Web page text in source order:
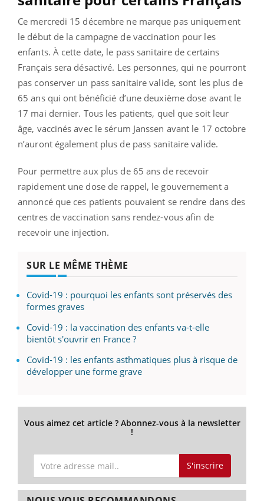
Ce mercredi 15 décembre ne marque pas uniquement
le début de la campagne de vaccination pour les
enfants. À cette date, le pass sanitaire de certains
Français sera désactivé. Les personnes, qui ne pourront
pas conserver un pass sanitaire valide, sont les plus de
65 ans qui ont bénéficié d’une deuxième dose avant le
17 mai dernier. Tous les patients, quel que soit leur
âge, vaccinés avec le sérum Janssen avant le 17 octobre
n’auront également plus de pass sanitaire valide.
Pour permettre aux plus de 65 ans de recevoir
rapidement une dose de rappel, le gouvernement a
annoncé que ces patients pouvaient se rendre dans des
centres de vaccination sans rendez-vous afin de
recevoir une injection.
SUR LE MÊME THÈME
Covid-19 : pourquoi les enfants sont préservés des
formes graves
Covid-19 : la vaccination des enfants va-t-elle
bientôt s'ouvrir en France ?
Covid-19 : les enfants asthmatiques plus à risque de
développer une forme grave
Vous aimez cet article ? Abonnez-vous à la newsletter
!
S'inscrire